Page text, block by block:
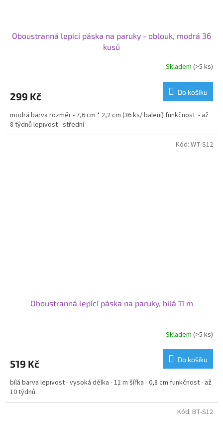
Oboustranná lepící páska na paruky - oblouk, modrá 36
kusů
Skladem (>5 ks)
299 Kč Do košíku
modrá barva rozměr - 7,6 cm * 2,2 cm (36 ks/ balení) funkčnost - až
8 týdnů lepivost - střední
Oboustranná lepící páska na paruky, bílá 11 m
Skladem (>5 ks)
519 Kč Do košíku
bílá barva lepivost - vysoká délka - 11 m šířka - 0,8 cm funkčnost - až
10 týdnů
Kód: WT-S12
Kód: BT-S12